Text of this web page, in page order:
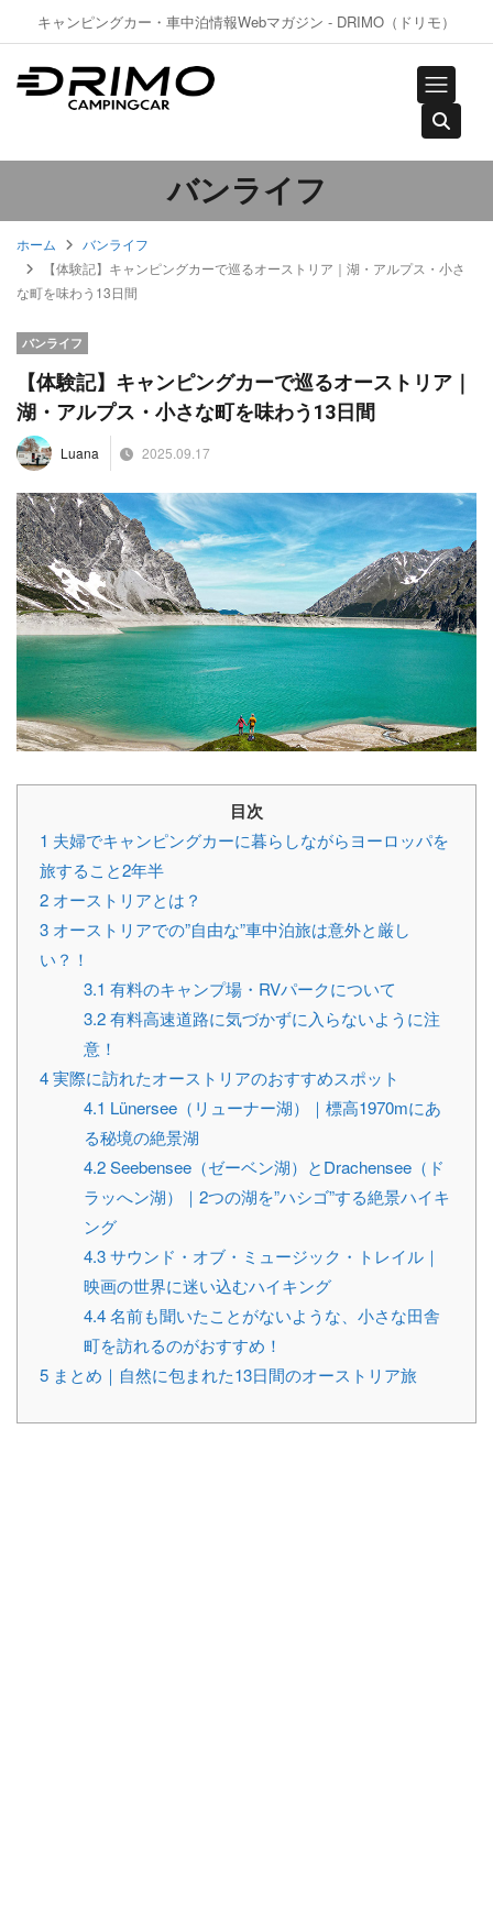
キャンピングカー・車中泊情報Webマガジン - DRIMO（ドリモ）
バンライフ
ホーム
バンライフ
【体験記】キャンピングカーで巡るオーストリア｜湖・アルプス・小さ
な町を味わう13日間
バンライフ
【体験記】キャンピングカーで巡るオーストリア｜
湖・アルプス・小さな町を味わう13日間
Luana 2025.09.17
目次
1 夫婦でキャンピングカーに暮らしながらヨーロッパを
旅すること2年半
2 オーストリアとは？
3 オーストリアでの”自由な”車中泊旅は意外と厳し
い？！
3.1 有料のキャンプ場・RVパークについて
3.2有料高速道路に気づかずに入らないように注
意！
4実際に訪れたオーストリアのおすすめスポット
4.1 Lünersee（リューナー湖）｜標高1970mにあ
る秘境の絶景湖
4.2Seebensee（ゼーベン湖）とDrachensee（ド
ラッへン湖）｜2つの湖を”ハシゴ”する絶景ハイキ
ング
4.3サウンド・オブ・ミュージック・トレイル｜
映画の世界に迷い込むハイキング
4.4名前も聞いたことがないような、小さな田舎
町を訪れるのがおすすめ！
5 まとめ｜自然に包まれた13日間のオーストリア旅